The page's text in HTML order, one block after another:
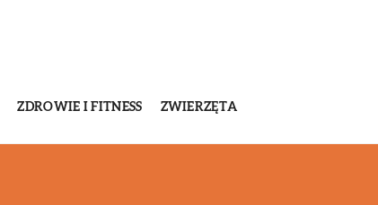
ZDROWIE I FITNESS ZWIERZĘTA